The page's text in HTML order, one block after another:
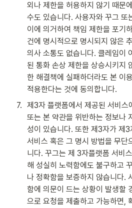
외나 제한을 허용하지 않기 때문
수도 있습니다. 사용자와 꾸그 또
이에 의거하여 책임 제한을 포기
건에 명시적으로 명시되지 않은
의사 소통도 없습니다. 클레임이
된 통화 손상 제한을 상승시키지
한 해결책에 실패하더라도 본 이
적용한다는 것에 동의합니다.
7. 제3자 플랫폼에서 제공된 서비스
또는 본 약관을 위반하는 정보나
성이 있습니다. 또한 제3자가 제
서비스 혹은 그 명시 방법을 무단
니다. 꾸그는 제 3자플랫폼 서비
해 성실히 노력함에도 불구하고
나 정확함을 보증하지 않습니다.
함에 의문이 드는 상황이 발생할
으로 요청을 제출하고 가능하면,